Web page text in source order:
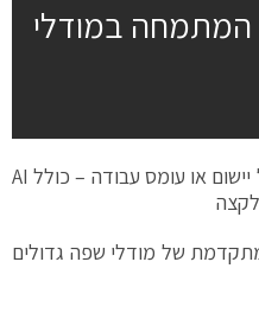
רד האט רוכשת את חברת Neural Magic המתמחה במודלי
או עומס עבודה – כולל AI
לקצה
של מודלי שפה גדולים